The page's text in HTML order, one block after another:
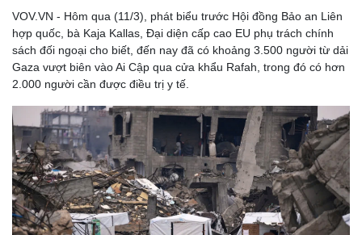
VOV.VN - Hôm qua (11/3), phát biểu trước Hội đồng Bảo an Liên
hợp quốc, bà Kaja Kallas, Đại diện cấp cao EU phụ trách chính
sách đối ngoại cho biết, đến nay đã có khoảng 3.500 người từ dải
Gaza vượt biên vào Ai Cập qua cửa khẩu Rafah, trong đó có hơn
2.000 người cần được điều trị y tế.